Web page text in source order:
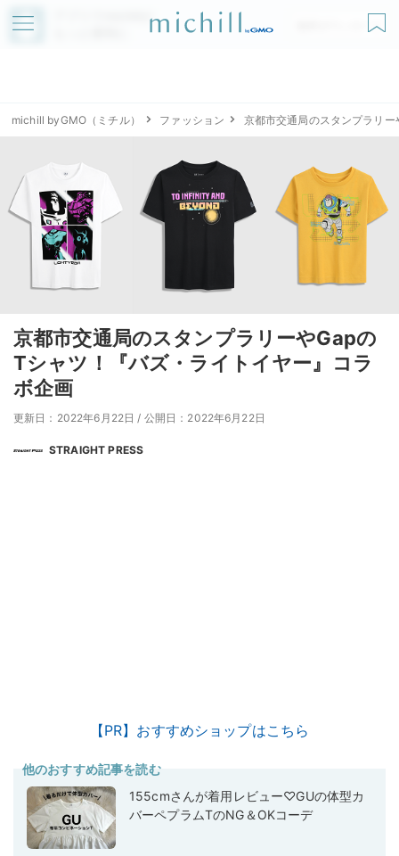
アプリでmichillが
無料ダウンロード
michill byGMO（ミチル） ファッション 京都市交通局のスタンプラリ
京都市交通局のスタンプラリーやGapの
Tシャツ！『バズ・ライトイヤー』コラ
ボ企画
更新日：2022年6月22日 / 公開日：2022年6月22日
STRAIGHT PRESS
【PR】おすすめショップはこちら
他のおすすめ記事を読む
155cmさんが着用レビュー♡GUの体型カ
バーペプラムTのNG＆OKコーデ